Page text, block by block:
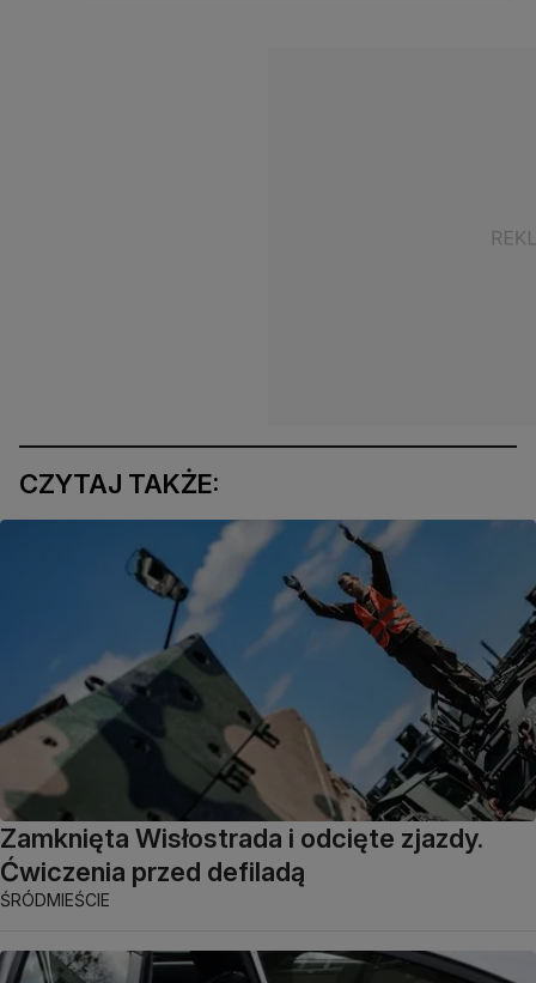
CZYTAJ TAKŻE:
Zamknięta Wisłostrada i odcięte zjazdy.
Ćwiczenia przed defiladą
ŚRÓDMIEŚCIE